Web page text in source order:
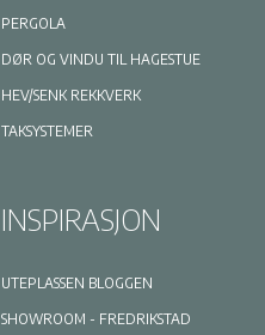
PERGOLA
DØR OG VINDU TIL HAGESTUE
HEV/SENK REKKVERK
TAKSYSTEMER
INSPIRASJON
UTEPLASSEN BLOGGEN
SHOWROOM - FREDRIKSTAD